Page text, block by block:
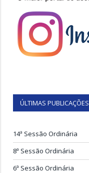
ÚLTIMAS PUBLICAÇÕES
14ª Sessão Ordinária
8ª Sessão Ordinária
6ª Sessão Ordinária